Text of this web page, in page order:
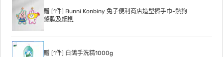
贈 [1件] Bunni Konbiny 兔子便利商店造型擦手巾-熱狗
條款及細則
贈 [1件] 白鴿手洗精1000g